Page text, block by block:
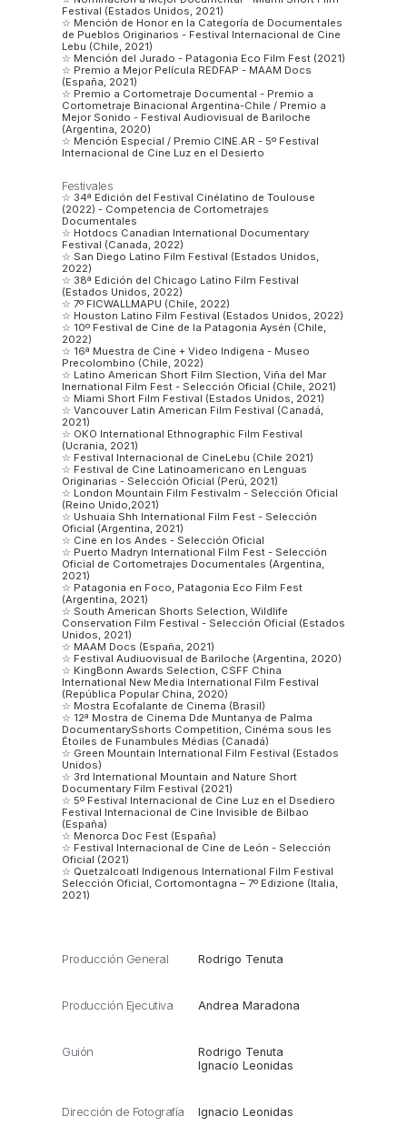
Festival (Estados Unidos, 2021)
☆ Mención de Honor en la Categoría de Documentales
de Pueblos Originarios - Festival Internacional de Cine
Lebu (Chile, 2021)
☆ Mención del Jurado - Patagonia Eco Film Fest (2021)
☆ Premio a Mejor Película REDFAP - MAAM Docs
(España, 2021)
☆ Premio a Cortometraje Documental - Premio a
Cortometraje Binacional Argentina-Chile / Premio a
Mejor Sonido - Festival Audiovisual de Bariloche
(Argentina, 2020)
☆ Mención Especial / Premio CINE.AR - 5º Festival
Internacional de Cine Luz en el Desierto
Festivales
☆ 34ª Edición del Festival Cinélatino de Toulouse
(2022) - Competencia de Cortometrajes
Documentales
☆ Hotdocs Canadian International Documentary
Festival (Canada, 2022)
☆ San Diego Latino Film Festival (Estados Unidos,
2022)
☆ 38ª Edición del Chicago Latino Film Festival
(Estados Unidos, 2022)
☆ 7º FICWALLMAPU (Chile, 2022)
☆ Houston Latino Film Festival (Estados Unidos, 2022)
☆ 10º Festival de Cine de la Patagonia Aysén (Chile,
2022)
☆ 16ª Muestra de Cine + Video Indigena - Museo
Precolombino (Chile, 2022)
☆ Latino American Short Film Slection, Viña del Mar
Inernational Film Fest - Selección Oficial (Chile, 2021)
☆ Miami Short Film Festival (Estados Unidos, 2021)
☆ Vancouver Latin American Film Festival (Canadá,
2021)
☆ OKO International Ethnographic Film Festival
(Ucrania, 2021)
☆ Festival Internacional de CineLebu (Chile 2021)
☆ Festival de Cine Latinoamericano en Lenguas
Originarias - Selección Oficial (Perú, 2021)
☆ London Mountain Film Festivalm - Selección Oficial
(Reino Unido,2021)
☆ Ushuaia Shh International Film Fest - Selección
Oficial (Argentina, 2021)
☆ Cine en los Andes - Selección Oficial
☆ Puerto Madryn International Film Fest - Selección
Oficial de Cortometrajes Documentales (Argentina,
2021)
☆ Patagonia en Foco, Patagonia Eco Film Fest
(Argentina, 2021)
☆ South American Shorts Selection, Wildlife
Conservation Film Festival - Selección Oficial (Estados
Unidos, 2021)
☆ MAAM Docs (España, 2021)
☆ Festival Audiuovisual de Bariloche (Argentina, 2020)
☆ KingBonn Awards Selection, CSFF China
International New Media International Film Festival
(República Popular China, 2020)
☆ Mostra Ecofalante de Cinema (Brasil)
☆ 12ª Mostra de Cinema Dde Muntanya de Palma
DocumentarySshorts Competition, Cinéma sous les
Étoiles de Funambules Médias (Canadá)
☆ Green Mountain International Film Festival (Estados
Unidos)
☆ 3rd International Mountain and Nature Short
Documentary Film Festival (2021)
☆ 5º Festival Internacional de Cine Luz en el Dsediero
Festival Internacional de Cine Invisible de Bilbao
(España)
☆ Menorca Doc Fest (España)
☆ Festival Internacional de Cine de León - Selección
Oficial (2021)
☆ Quetzalcoatl Indigenous International Film Festival
Selección Oficial, Cortomontagna – 7º Edizione (Italia,
2021)
Producción General Rodrigo Tenuta
Producción Ejecutiva Andrea Maradona
Guión
Rodrigo Tenuta
Ignacio Leonidas
Dirección de Fotografía Ignacio Leonidas